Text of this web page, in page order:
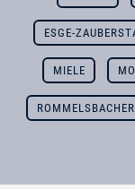
ESGE-
MIELE
ROMMELSBACHER